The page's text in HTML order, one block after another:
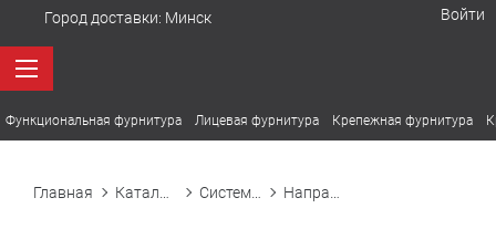
Город доставки: Минск Войти
Функциональная фурнитура Лицевая фурнитура Крепежная фурнитура
Главная